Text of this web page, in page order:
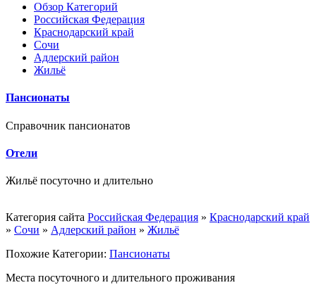
Обзор Категорий
Российская Федерация
Краснодарский край
Сочи
Адлерский район
Жильё
Пансионаты
Справочник пансионатов
Отели
Жильё посуточно и длительно
Категория сайта Российская Федерация » Краснодарский край
» Сочи » Адлерский район » Жильё
Похожие Категории: Пансионаты
Места посуточного и длительного проживания